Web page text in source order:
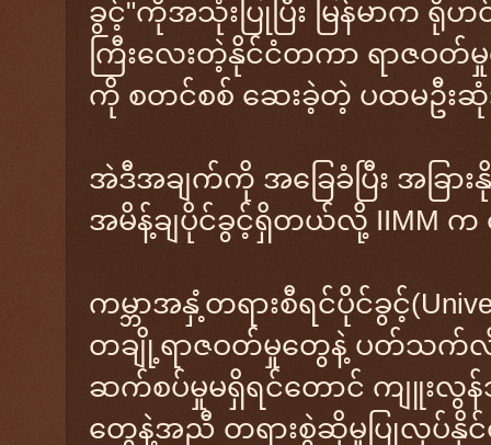
ခွင့်"ကိုအသုံးပြုပြီး မြန်မာက ရို
ကြီးလေးတဲ့နိုင်ငံတကာ ရာဇဝ
ကို စတင်စစ် ဆေးခဲ့တဲ့ ပထမဦးဆုံး
အဲဒီအချက်ကို အခြေခံပြီး အခြာ
အမိန့်ချပိုင်ခွင့်ရှိတယ်လို့ IIMM က
ကမ္ဘာအနှံ့တရားစီရင်ပိုင်ခွင့်
တချို့ရာဇဝတ်မှုတွေနဲ့ ပတ်သက်
ဆက်စပ်မှုမရှိရင်တောင် ကျူးလွ
တွေနဲ့အညီ တရားစွဲဆိုမှုပြုလုပ်